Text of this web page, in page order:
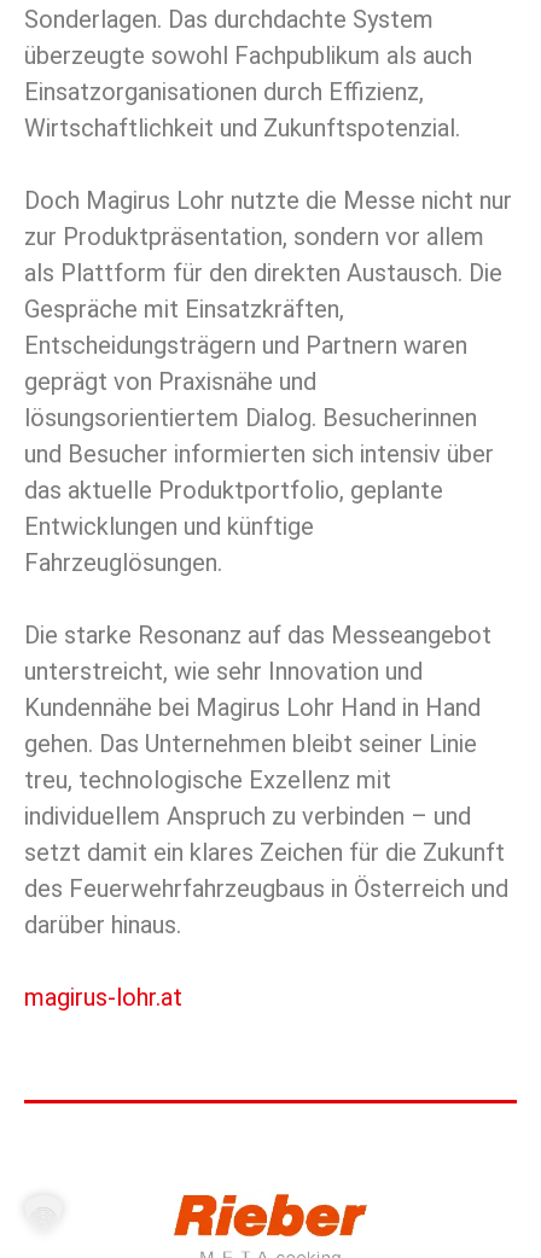
Sonderlagen. Das durchdachte System
überzeugte sowohl Fachpublikum als auch
Einsatzorganisationen durch Effizienz,
Wirtschaftlichkeit und Zukunftspotenzial.
Doch Magirus Lohr nutzte die Messe nicht nur
zur Produktpräsentation, sondern vor allem
als Plattform für den direkten Austausch. Die
Gespräche mit Einsatzkräften,
Entscheidungsträgern und Partnern waren
geprägt von Praxisnähe und
lösungsorientiertem Dialog. Besucherinnen
und Besucher informierten sich intensiv über
das aktuelle Produktportfolio, geplante
Entwicklungen und künftige
Fahrzeuglösungen.
Die starke Resonanz auf das Messeangebot
unterstreicht, wie sehr Innovation und
Kundennähe bei Magirus Lohr Hand in Hand
gehen. Das Unternehmen bleibt seiner Linie
treu, technologische Exzellenz mit
individuellem Anspruch zu verbinden – und
setzt damit ein klares Zeichen für die Zukunft
des Feuerwehrfahrzeugbaus in Österreich und
darüber hinaus.
magirus-lohr.at